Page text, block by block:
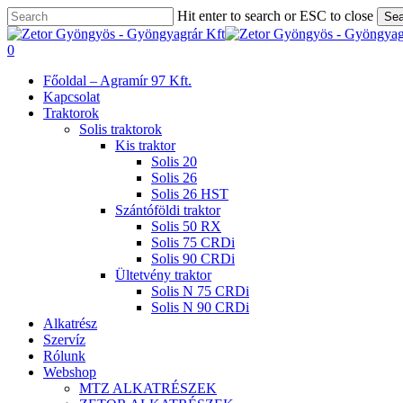
Skip
to
main
Hit enter to search or ESC to close
Close
Search
search
0
Főoldal – Agramír 97 Kft.
Kapcsolat
Traktorok
Solis traktorok
Kis traktor
Solis 20
Solis 26
Solis 26 HST
Szántóföldi traktor
Solis 50 RX
Solis 75 CRDi
Solis 90 CRDi
Ültetvény traktor
Solis N 75 CRDi
Solis N 90 CRDi
Alkatrész
Szervíz
Rólunk
Webshop
MTZ ALKATRÉSZEK